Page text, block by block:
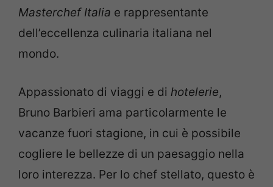
Masterchef Italia e rappresentante
dell’eccellenza culinaria italiana nel
mondo.
Appassionato di viaggi e di hotelerie,
Bruno Barbieri ama particolarmente le
vacanze fuori stagione, in cui è possibile
cogliere le bellezze di un paesaggio nella
loro interezza. Per lo chef stellato, questo è